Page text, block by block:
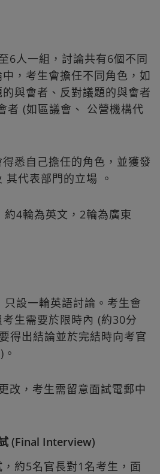
6人一組，討論共有6個不同
，考生會擔任不同角色，如
與會者、反對議題的與會者
者 (如區議會、 公營機構代
悉自己擔任的角色，並獲發
代表部門的立場 。
4輪為英文，2輪為廣東
設一輪英語討論。考生會
生需要於限時內 (約30分
得出結論並於完結時向考官
改，考生需留意面試電郵中
(Final Interview)
約5名官長對1名考生，面